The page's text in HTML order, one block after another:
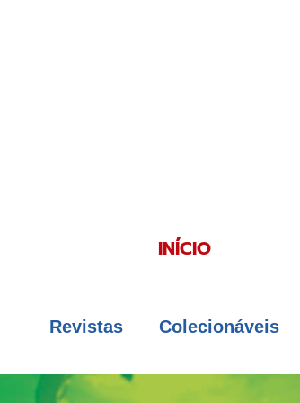
INÍCIO
Revistas Colecionáveis